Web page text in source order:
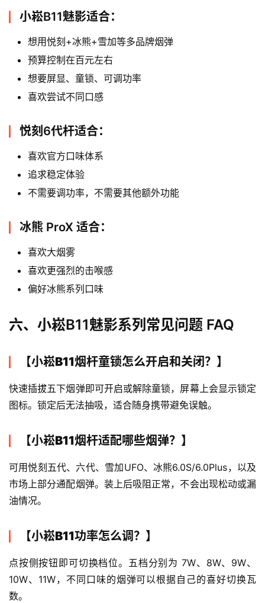
小崧B11魅影适合：
想用悦刻+冰熊+雪加等多品牌烟弹
预算控制在百元左右
想要屏显、童锁、可调功率
喜欢尝试不同口感
悦刻6代杆适合：
喜欢官方口味体系
追求稳定体验
不需要调功率，不需要其他额外功能
冰熊 ProX 适合：
喜欢大烟雾
喜欢更强烈的击喉感
偏好冰熊系列口味
六、小崧B11魅影系列常见问题 FAQ
【小崧B11烟杆童锁怎么开启和关闭？】
快速插拔五下烟弹即可开启或解除童锁，屏幕上会显示锁定
图标。锁定后无法抽吸，适合随身携带避免误触。
【小崧B11烟杆适配哪些烟弹？】
可用悦刻五代、六代、雪加UFO、冰熊6.0S/6.0Plus，以及
市场上部分通配烟弹。装上后吸阻正常，不会出现松动或漏
油情况。
【小崧B11功率怎么调？】
点按侧按钮即可切换档位。五档分别为 7W、8W、9W、
10W、11W，不同口味的烟弹可以根据自己的喜好切换瓦
数。